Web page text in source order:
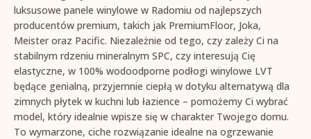
luksusowe panele winylowe w Radomiu od najlepszych
producentów premium, takich jak PremiumFloor, Joka,
Meister oraz Pacific. Niezależnie od tego, czy zależy Ci na
stabilnym rdzeniu mineralnym SPC, czy interesują Cię
elastyczne, w 100% wodoodporne podłogi winylowe LVT
będące genialną, przyjemnie ciepłą w dotyku alternatywą dla
zimnych płytek w kuchni lub łazience – pomożemy Ci wybrać
model, który idealnie wpisze się w charakter Twojego domu.
To wymarzone, ciche rozwiązanie idealne na ogrzewanie